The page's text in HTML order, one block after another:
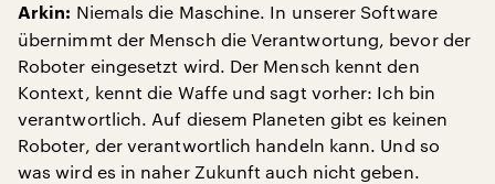
Arkin: Niemals die Maschine. In unserer Software
übernimmt der Mensch die Verantwortung, bevor der
Roboter eingesetzt wird. Der Mensch kennt den
Kontext, kennt die Waffe und sagt vorher: Ich bin
verantwortlich. Auf diesem Planeten gibt es keinen
Roboter, der verantwortlich handeln kann. Und so
was wird es in naher Zukunft auch nicht geben.